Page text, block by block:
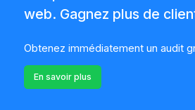
web. Gagnez plus de
Obtenez immédiatement un audit
En savoir plus